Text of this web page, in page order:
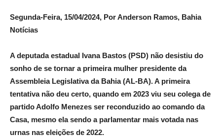
Segunda-Feira, 15/04/2024, Por Anderson Ramos, Bahia
Notícias
A deputada estadual Ivana Bastos (PSD) não desistiu do
sonho de se tornar a primeira mulher presidente da
Assembleia Legislativa da Bahia (AL-BA). A primeira
tentativa não deu certo, quando em 2023 viu seu colega de
partido Adolfo Menezes ser reconduzido ao comando da
Casa, mesmo ela sendo a parlamentar mais votada nas
urnas nas eleições de 2022.